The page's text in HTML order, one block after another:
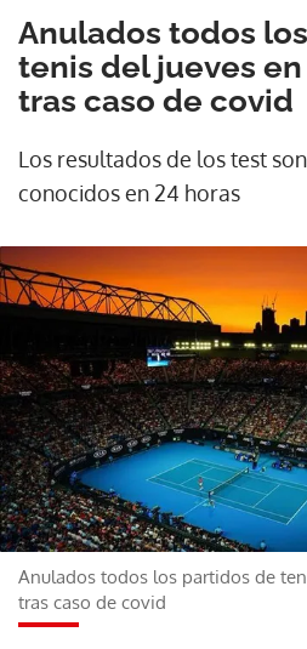
Anulados todos
tenis del jueves
tras caso de covid
Los resultados de los test
conocidos en 24 horas
Anulados todos los partidos de
tras caso de covid